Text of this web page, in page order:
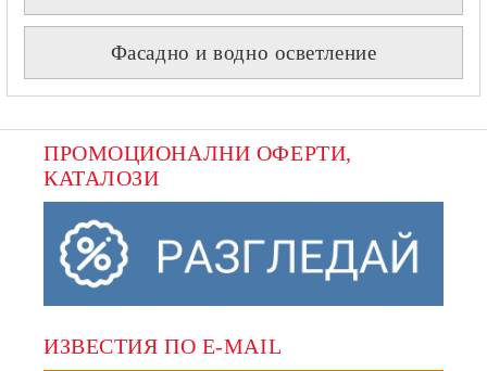
Фасадно и водно осветление
ПРОМОЦИОНАЛНИ ОФЕРТИ,
КАТАЛОЗИ
ИЗВЕСТИЯ ПО E-MAIL